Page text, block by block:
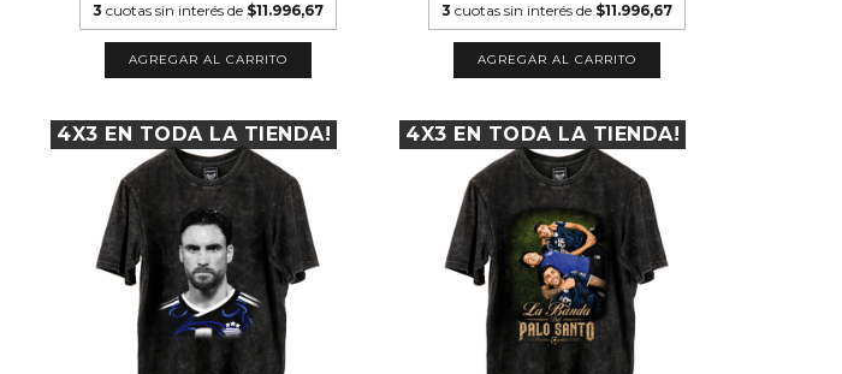
3 cuotas sin interés de $11.996,67
AGREGAR AL CARRITO
3 cuotas sin interés de $11.996,67
AGREGAR AL CARRITO
4X3 EN TODA LA TIENDA! 4X3 EN TODA LA TIENDA!